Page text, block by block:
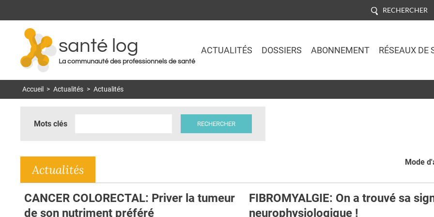
RECHERCHER
santé log
La communauté des professionnels de santé
ACTUALITÉS DOSSIERS ABONNEMENT RÉSEAUX DE
Accueil > Actualités > Actualités
Mots clés
Mode
Actualités
CANCER COLORECTAL: Priver la tumeur
de son nutriment préféré
FIBROMYALGIE: On a trouvé sa
neurophysiologique !